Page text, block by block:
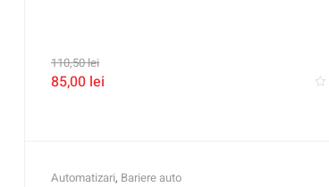
110,50lei
85,00 lei
Automatizari, Bariere auto